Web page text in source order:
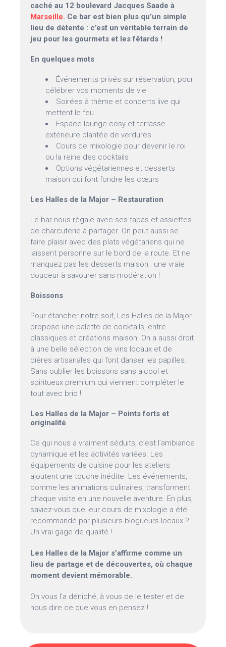
caché au 12 boulevard Jacques Saade à
Marseille. Ce bar est bien plus qu’un simple
lieu de détente : c’est un véritable terrain de
jeu pour les gourmets et les fêtards !
En quelques mots
Événements privés sur réservation, pour
célébrer vos moments de vie
Soirées à thème et concerts live qui
mettent le feu
Espace lounge cosy et terrasse
extérieure plantée de verdures
Cours de mixologie pour devenir le roi
ou la reine des cocktails
Options végétariennes et desserts
maison qui font fondre les cœurs
Les Halles de la Major – Restauration
Le bar nous régale avec ses tapas et assiettes
de charcuterie à partager. On peut aussi se
faire plaisir avec des plats végétariens qui ne
laissent personne sur le bord de la route. Et ne
manquez pas les desserts maison : une vraie
douceur à savourer sans modération !
Boissons
Pour étancher notre soif, Les Halles de la Major
propose une palette de cocktails, entre
classiques et créations maison. On a aussi droit
à une belle sélection de vins locaux et de
bières artisanales qui font danser les papilles.
Sans oublier les boissons sans alcool et
spiritueux premium qui viennent compléter le
tout avec brio !
Les Halles de la Major – Points forts et
originalité
Ce qui nous a vraiment séduits, c’est l’ambiance
dynamique et les activités variées. Les
équipements de cuisine pour les ateliers
ajoutent une touche inédite. Les événements,
comme les animations culinaires, transforment
chaque visite en une nouvelle aventure. En plus,
saviez-vous que leur cours de mixologie a été
recommandé par plusieurs blogueurs locaux ?
Un vrai gage de qualité !
Les Halles de la Major s’affirme comme un
lieu de partage et de découvertes, où chaque
moment devient mémorable.
On vous l’a déniché, à vous de le tester et de
nous dire ce que vous en pensez !